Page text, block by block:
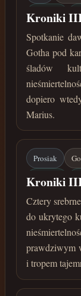
Albatros
Srebrne
Kroniki
Spotkanie
Gotha pod
śladów
dopiero
Marius.
Prosiak
Albatros
Srebrne czaszki
Kroniki
Cztery
do ukrytego
prawdziwym
i tropem